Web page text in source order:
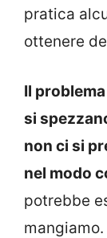
pratica
ottenere
Il
si
non ci si
nel modo
potrebbe